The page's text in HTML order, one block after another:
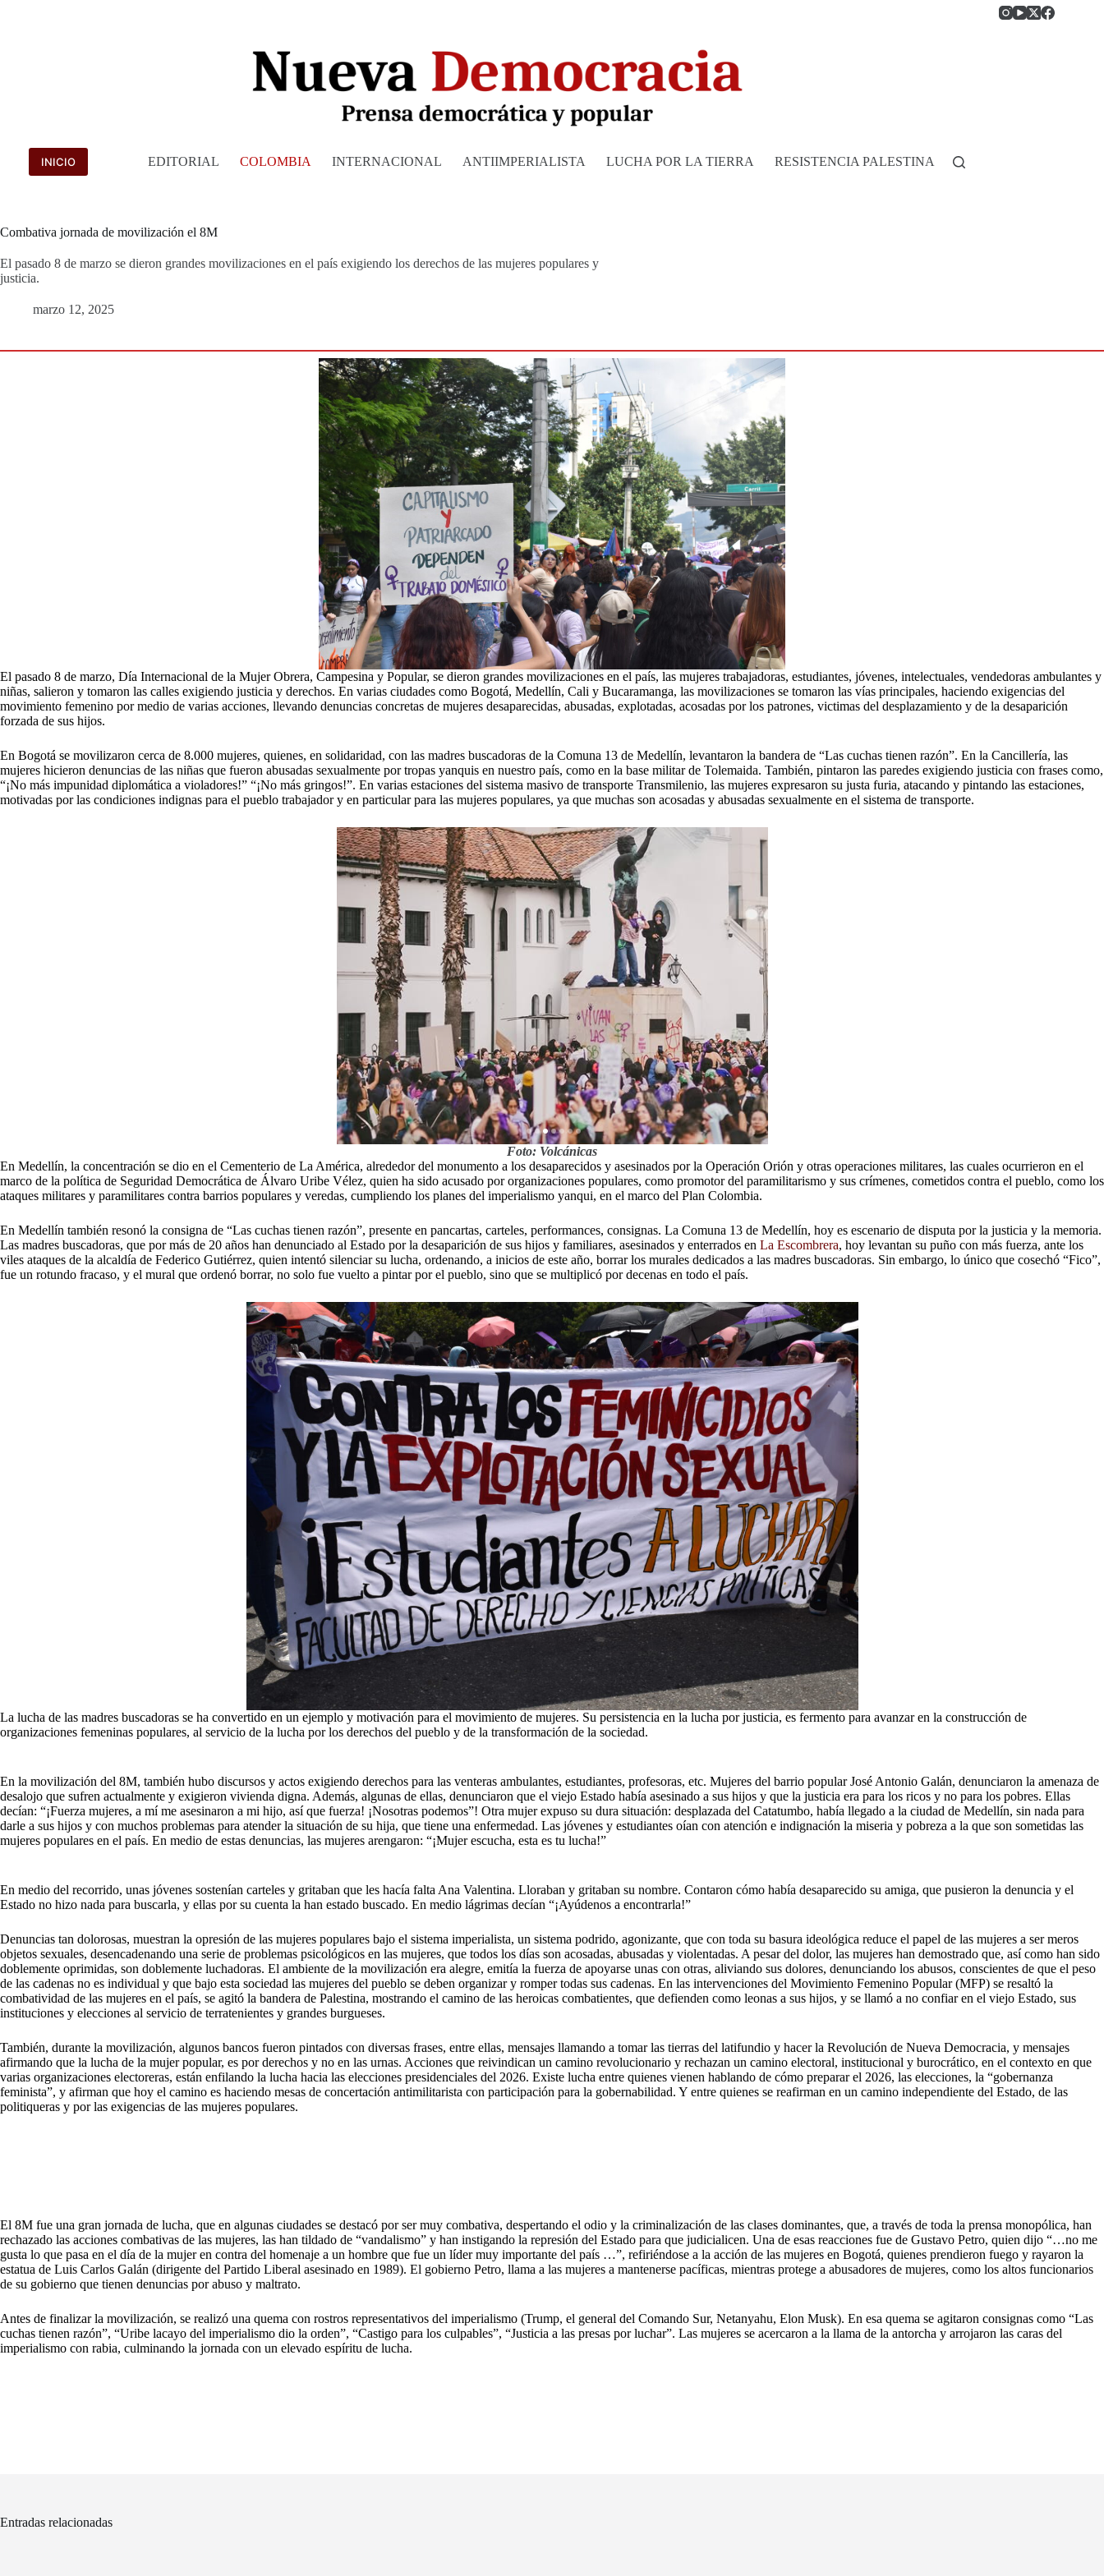
INICIO EDITORIAL COLOMBIA INTERNACIONAL ANTIIMPERIALISTA LUCHA POR LA TIERRA RESISTENCIA PALESTINA HISTORIA DE
Combativa jornada de movilización el 8M
El pasado 8 de marzo se dieron grandes movilizaciones en el país exigiendo los derechos de las mujeres populares y
justicia.
marzo 12, 2025
El pasado 8 de marzo, Día Internacional de la Mujer Obrera, Campesina y Popular, se dieron grandes movilizaciones en el país, las mujeres trabajadoras, estudiantes, jóvenes, intelectuales, vendedoras ambulantes y
niñas, salieron y tomaron las calles exigiendo justicia y derechos. En varias ciudades como Bogotá, Medellín, Cali y Bucaramanga, las movilizaciones se tomaron las vías principales, haciendo exigencias del
movimiento femenino por medio de varias acciones, llevando denuncias concretas de mujeres desaparecidas, abusadas, explotadas, acosadas por los patrones, victimas del desplazamiento y de la desaparición
forzada de sus hijos.
En Bogotá se movilizaron cerca de 8.000 mujeres, quienes, en solidaridad, con las madres buscadoras de la Comuna 13 de Medellín, levantaron la bandera de “Las cuchas tienen razón”. En la Cancillería, las
mujeres hicieron denuncias de las niñas que fueron abusadas sexualmente por tropas yanquis en nuestro país, como en la base militar de Tolemaida. También, pintaron las paredes exigiendo justicia con frases como,
“¡No más impunidad diplomática a violadores!” “¡No más gringos!”. En varias estaciones del sistema masivo de transporte Transmilenio, las mujeres expresaron su justa furia, atacando y pintando las estaciones,
motivadas por las condiciones indignas para el pueblo trabajador y en particular para las mujeres populares, ya que muchas son acosadas y abusadas sexualmente en el sistema de transporte.
Foto: Volcánicas
En Medellín, la concentración se dio en el Cementerio de La América, alrededor del monumento a los desaparecidos y asesinados por la Operación Orión y otras operaciones militares, las cuales ocurrieron en el
marco de la política de Seguridad Democrática de Álvaro Uribe Vélez, quien ha sido acusado por organizaciones populares, como promotor del paramilitarismo y sus crímenes, cometidos contra el pueblo, como los
ataques militares y paramilitares contra barrios populares y veredas, cumpliendo los planes del imperialismo yanqui, en el marco del Plan Colombia.
En Medellín también resonó la consigna de “Las cuchas tienen razón”, presente en pancartas, carteles, performances, consignas. La Comuna 13 de Medellín, hoy es escenario de disputa por la justicia y la memoria.
Las madres buscadoras, que por más de 20 años han denunciado al Estado por la desaparición de sus hijos y familiares, asesinados y enterrados en La Escombrera, hoy levantan su puño con más fuerza, ante los
viles ataques de la alcaldía de Federico Gutiérrez, quien intentó silenciar su lucha, ordenando, a inicios de este año, borrar los murales dedicados a las madres buscadoras. Sin embargo, lo único que cosechó “Fico”,
fue un rotundo fracaso, y el mural que ordenó borrar, no solo fue vuelto a pintar por el pueblo, sino que se multiplicó por decenas en todo el país.
La lucha de las madres buscadoras se ha convertido en un ejemplo y motivación para el movimiento de mujeres. Su persistencia en la lucha por justicia, es fermento para avanzar en la construcción de
organizaciones femeninas populares, al servicio de la lucha por los derechos del pueblo y de la transformación de la sociedad.
En la movilización del 8M, también hubo discursos y actos exigiendo derechos para las venteras ambulantes, estudiantes, profesoras, etc. Mujeres del barrio popular José Antonio Galán, denunciaron la amenaza de
desalojo que sufren actualmente y exigieron vivienda digna. Además, algunas de ellas, denunciaron que el viejo Estado había asesinado a sus hijos y que la justicia era para los ricos y no para los pobres. Ellas
decían: “¡Fuerza mujeres, a mí me asesinaron a mi hijo, así que fuerza! ¡Nosotras podemos”! Otra mujer expuso su dura situación: desplazada del Catatumbo, había llegado a la ciudad de Medellín, sin nada para
darle a sus hijos y con muchos problemas para atender la situación de su hija, que tiene una enfermedad. Las jóvenes y estudiantes oían con atención e indignación la miseria y pobreza a la que son sometidas las
mujeres populares en el país. En medio de estas denuncias, las mujeres arengaron: “¡Mujer escucha, esta es tu lucha!”
En medio del recorrido, unas jóvenes sostenían carteles y gritaban que les hacía falta Ana Valentina. Lloraban y gritaban su nombre. Contaron cómo había desaparecido su amiga, que pusieron la denuncia y el
Estado no hizo nada para buscarla, y ellas por su cuenta la han estado buscado. En medio lágrimas decían “¡Ayúdenos a encontrarla!”
Denuncias tan dolorosas, muestran la opresión de las mujeres populares bajo el sistema imperialista, un sistema podrido, agonizante, que con toda su basura ideológica reduce el papel de las mujeres a ser meros
objetos sexuales, desencadenando una serie de problemas psicológicos en las mujeres, que todos los días son acosadas, abusadas y violentadas. A pesar del dolor, las mujeres han demostrado que, así como han sido
doblemente oprimidas, son doblemente luchadoras. El ambiente de la movilización era alegre, emitía la fuerza de apoyarse unas con otras, aliviando sus dolores, denunciando los abusos, conscientes de que el peso
de las cadenas no es individual y que bajo esta sociedad las mujeres del pueblo se deben organizar y romper todas sus cadenas. En las intervenciones del Movimiento Femenino Popular (MFP) se resaltó la
combatividad de las mujeres en el país, se agitó la bandera de Palestina, mostrando el camino de las heroicas combatientes, que defienden como leonas a sus hijos, y se llamó a no confiar en el viejo Estado, sus
instituciones y elecciones al servicio de terratenientes y grandes burgueses.
También, durante la movilización, algunos bancos fueron pintados con diversas frases, entre ellas, mensajes llamando a tomar las tierras del latifundio y hacer la Revolución de Nueva Democracia, y mensajes
afirmando que la lucha de la mujer popular, es por derechos y no en las urnas. Acciones que reivindican un camino revolucionario y rechazan un camino electoral, institucional y burocrático, en el contexto en que
varias organizaciones electoreras, están enfilando la lucha hacia las elecciones presidenciales del 2026. Existe lucha entre quienes vienen hablando de cómo preparar el 2026, las elecciones, la “gobernanza
feminista”, y afirman que hoy el camino es haciendo mesas de concertación antimilitarista con participación para la gobernabilidad. Y entre quienes se reafirman en un camino independiente del Estado, de las
politiqueras y por las exigencias de las mujeres populares.
El 8M fue una gran jornada de lucha, que en algunas ciudades se destacó por ser muy combativa, despertando el odio y la criminalización de las clases dominantes, que, a través de toda la prensa monopólica, han
rechazado las acciones combativas de las mujeres, las han tildado de “vandalismo” y han instigando la represión del Estado para que judicialicen. Una de esas reacciones fue de Gustavo Petro, quien dijo “…no me
gusta lo que pasa en el día de la mujer en contra del homenaje a un hombre que fue un líder muy importante del país …”, refiriéndose a la acción de las mujeres en Bogotá, quienes prendieron fuego y rayaron la
estatua de Luis Carlos Galán (dirigente del Partido Liberal asesinado en 1989). El gobierno Petro, llama a las mujeres a mantenerse pacíficas, mientras protege a abusadores de mujeres, como los altos funcionarios
de su gobierno que tienen denuncias por abuso y maltrato.
Antes de finalizar la movilización, se realizó una quema con rostros representativos del imperialismo (Trump, el general del Comando Sur, Netanyahu, Elon Musk). En esa quema se agitaron consignas como “Las
cuchas tienen razón”, “Uribe lacayo del imperialismo dio la orden”, “Castigo para los culpables”, “Justicia a las presas por luchar”. Las mujeres se acercaron a la llama de la antorcha y arrojaron las caras del
imperialismo con rabia, culminando la jornada con un elevado espíritu de lucha.
Entradas relacionadas